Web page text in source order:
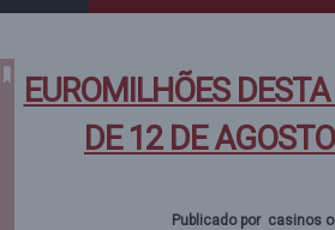
EUROMILHÕES
DE 12 DE
Publicado por casinos